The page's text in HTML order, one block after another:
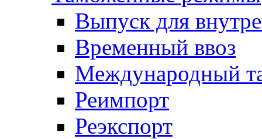
Выпуск для
Временный ввоз
Международный
Реимпорт
Реэкспорт